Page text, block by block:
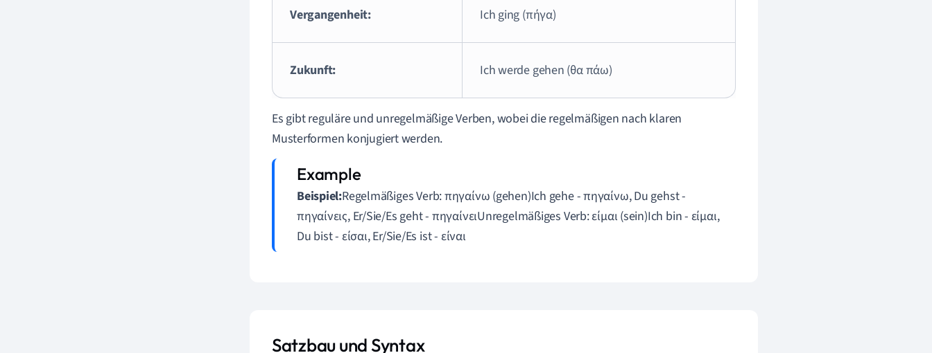
Vergangenheit: Ich ging (πήγα)
Zukunft: Ich werde gehen (θα πάω)
Es gibt reguläre und unregelmäßige Verben, wobei die regelmäßigen nach klaren
Musterformen konjugiert werden.
Beispiel:Regelmäßiges Verb: πηγαίνω (gehen)Ich gehe - πηγαίνω, Du gehst -
πηγαίνεις, Er/Sie/Es geht - πηγαίνειUnregelmäßiges Verb: είμαι (sein)Ich bin - είμαι,
Du bist - είσαι, Er/Sie/Es ist - είναι
Satzbau und Syntax